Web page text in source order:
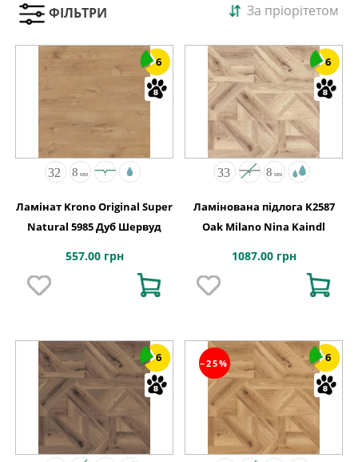
ФІЛЬТРИ За пріорітетом
6
Ламінат Krono Original Super
Natural 5985 Дуб Шервуд
557.00 грн
6
Ламінована підлога K2587
Oak Milano Nina Kaindl
1087.00 грн
6 −25% 6